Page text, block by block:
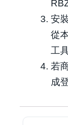
安
從
工具
若
成